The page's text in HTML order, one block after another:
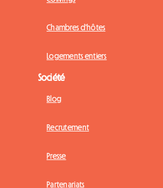
Chambres d'hôtes
Logements entiers
Société
Blog
Recrutement
Presse
Partenariats